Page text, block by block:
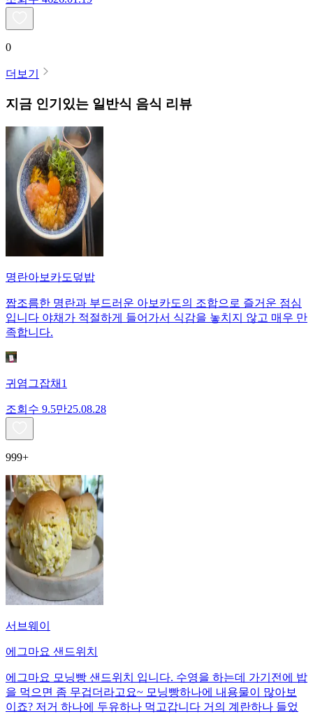
0
더보기
지금 인기있는 일반식 음식 리뷰
명란아보카도덮밥
짭조름한 명란과 부드러운 아보카도의 조합으로 즐거운 점심
입니다 야채가 적절하게 들어가서 식감을 놓치지 않고 매우 만
족합니다.
귀염그잡채1
조회수 9.5만25.08.28
999+
서브웨이
에그마요 샌드위치
에그마요 모닝빵 샌드위치 입니다. 수영을 하는데 가기전에 밥
을 먹으면 좀 무겁더라고요~ 모닝빵하나에 내용물이 많아보
이죠? 저거 하나에 두유하나 먹고갑니다 거의 계란하나 들었